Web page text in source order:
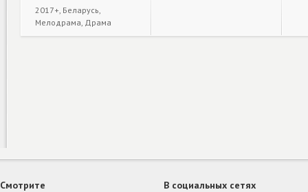
2017+, Беларусь,
Мелодрама, Драма
Смотрите В социальных сетях